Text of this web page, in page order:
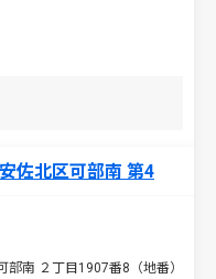
佐北区可部南 第4
部南 ２丁目1907番8（地番）